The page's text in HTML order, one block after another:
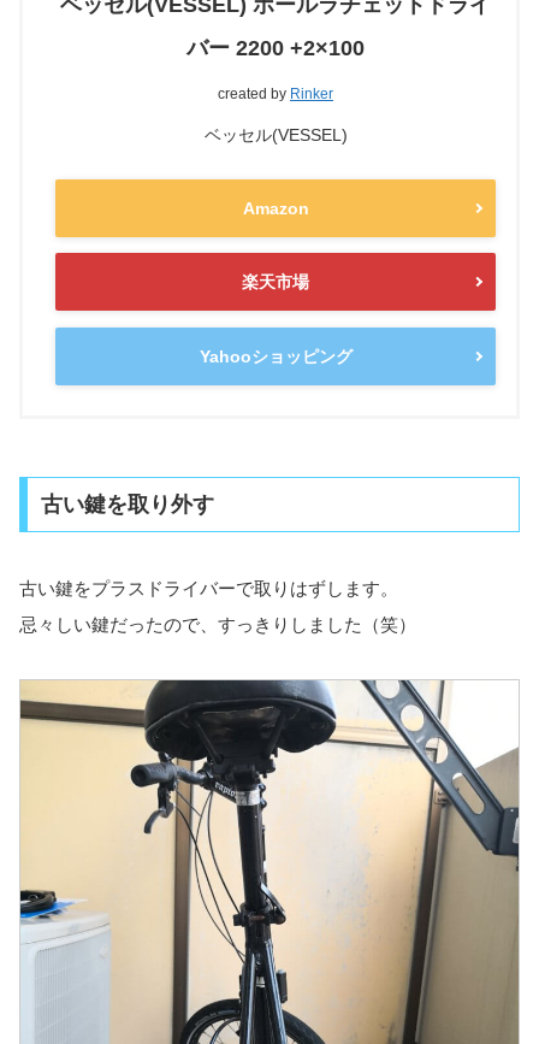
ベッセル(VESSEL) ボールラチェットドライ
バー 2200 +2×100
created by Rinker
ベッセル(VESSEL)
Amazon
楽天市場
Yahooショッピング
古い鍵を取り外す
古い鍵をプラスドライバーで取りはずします。
忌々しい鍵だったので、すっきりしました（笑）